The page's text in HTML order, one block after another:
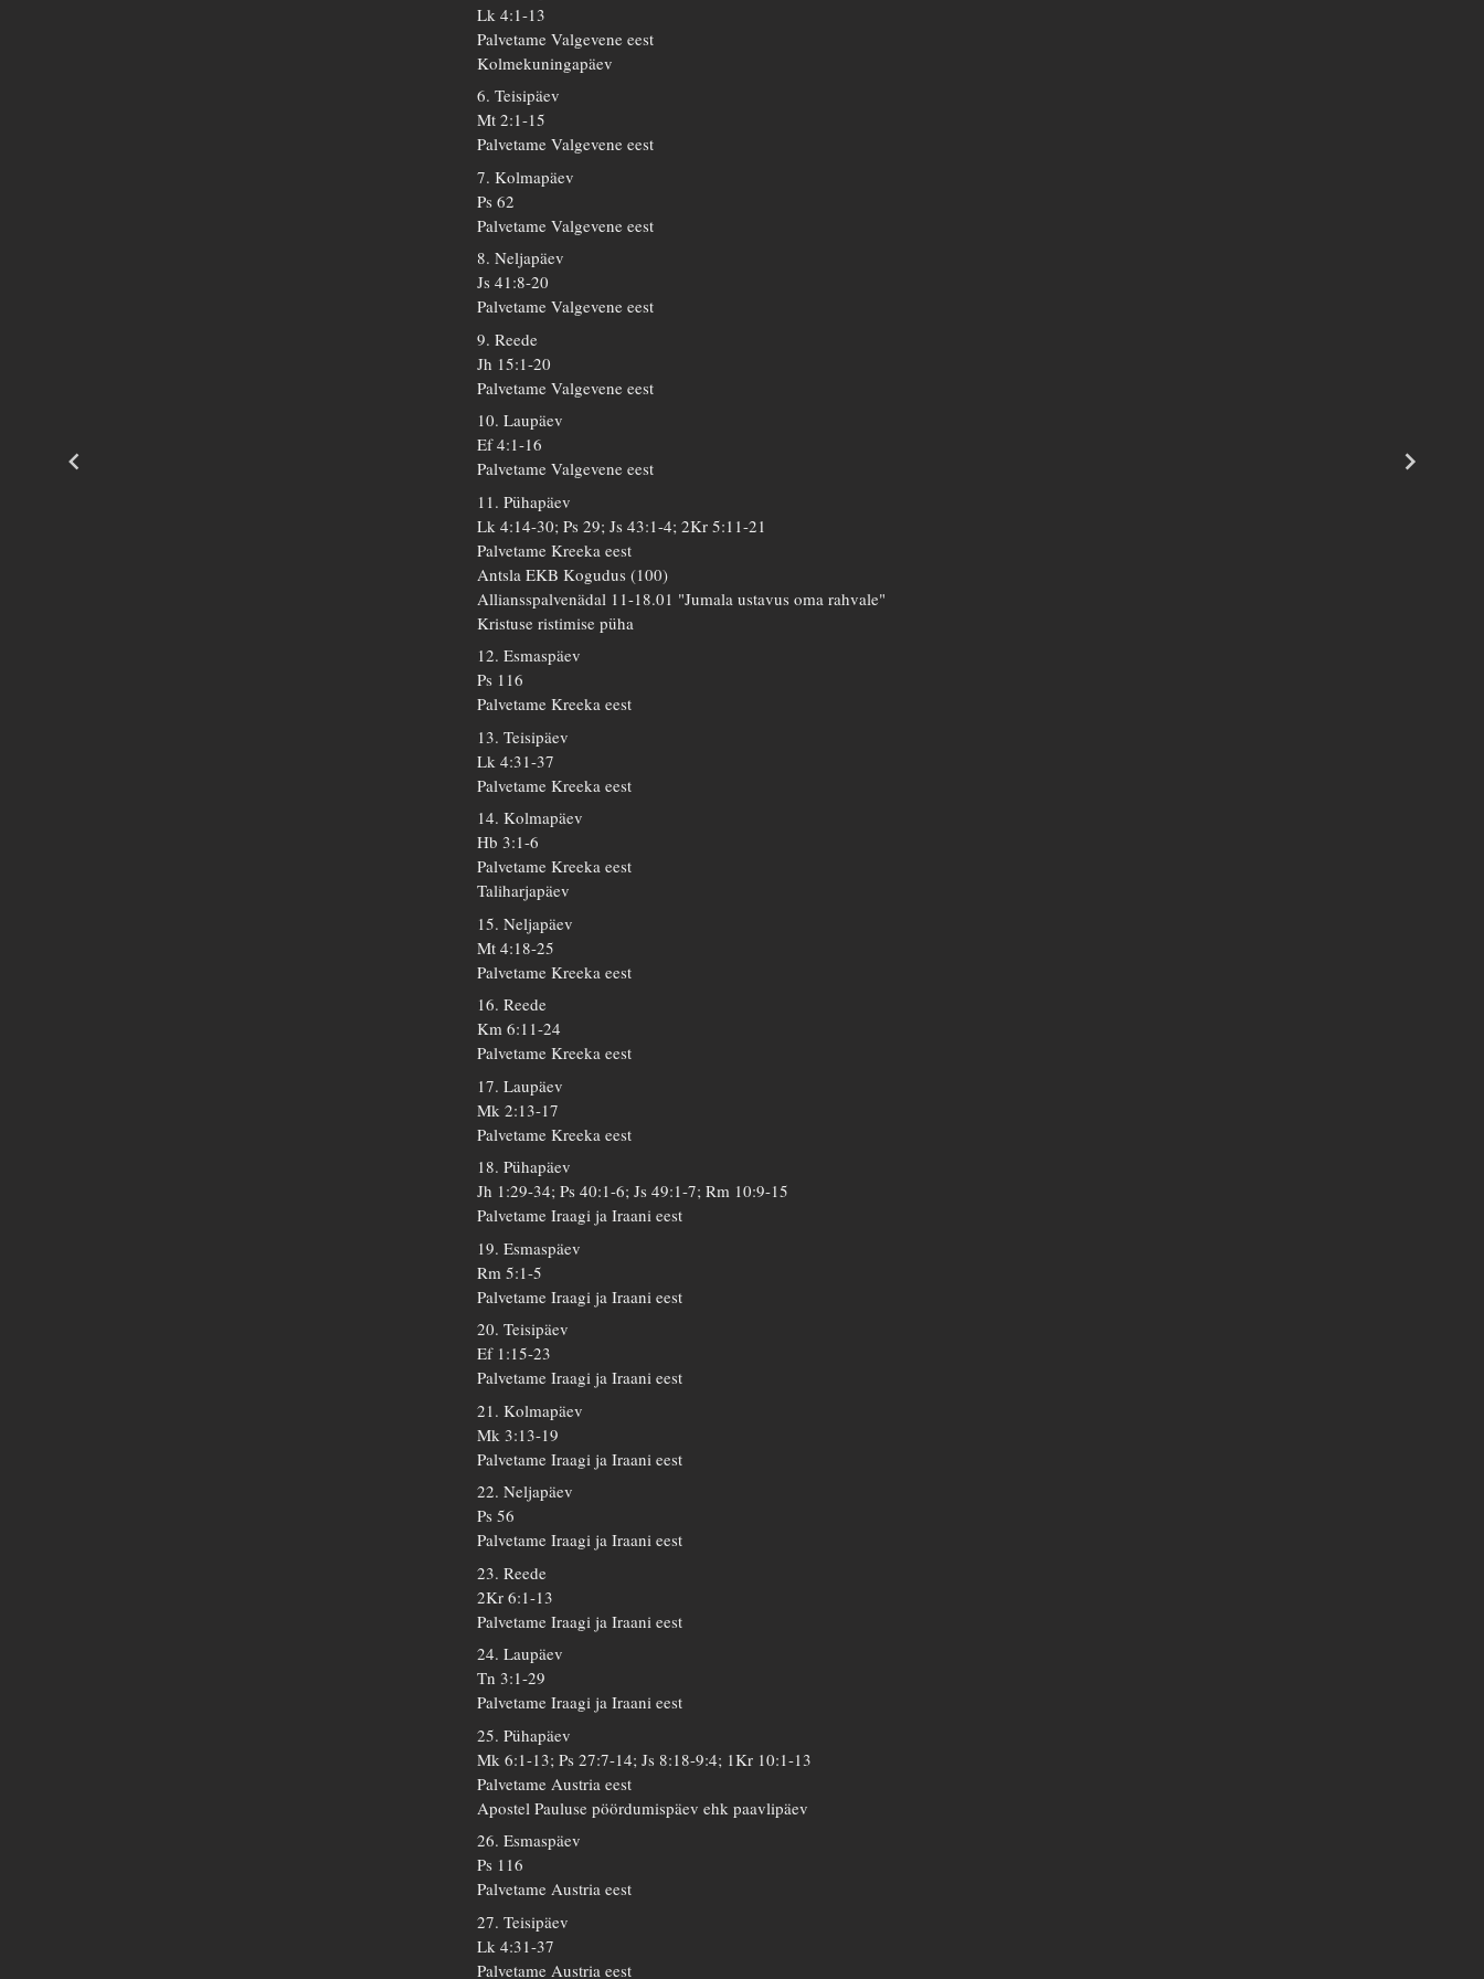
Lk 4:1-13
Palvetame Valgevene eest
Kolmekuningapäev
6. Teisipäev
Mt 2:1-15
Palvetame Valgevene eest
7. Kolmapäev
Ps 62
Palvetame Valgevene eest
8. Neljapäev
Js 41:8-20
Palvetame Valgevene eest
9. Reede
Jh 15:1-20
Palvetame Valgevene eest
10. Laupäev
Ef 4:1-16
Palvetame Valgevene eest
11. Pühapäev
Lk 4:14-30; Ps 29; Js 43:1-4; 2Kr 5:11-21
Palvetame Kreeka eest
Antsla EKB Kogudus (100)
Alliansspalvenädal 11-18.01 "Jumala ustavus oma rahvale"
Kristuse ristimise püha
12. Esmaspäev
Ps 116
Palvetame Kreeka eest
13. Teisipäev
Lk 4:31-37
Palvetame Kreeka eest
14. Kolmapäev
Hb 3:1-6
Palvetame Kreeka eest
Taliharjapäev
15. Neljapäev
Mt 4:18-25
Palvetame Kreeka eest
16. Reede
Km 6:11-24
Palvetame Kreeka eest
17. Laupäev
Mk 2:13-17
Palvetame Kreeka eest
18. Pühapäev
Jh 1:29-34; Ps 40:1-6; Js 49:1-7; Rm 10:9-15
Palvetame Iraagi ja Iraani eest
19. Esmaspäev
Rm 5:1-5
Palvetame Iraagi ja Iraani eest
20. Teisipäev
Ef 1:15-23
Palvetame Iraagi ja Iraani eest
21. Kolmapäev
Mk 3:13-19
Palvetame Iraagi ja Iraani eest
22. Neljapäev
Ps 56
Palvetame Iraagi ja Iraani eest
23. Reede
2Kr 6:1-13
Palvetame Iraagi ja Iraani eest
24. Laupäev
Tn 3:1-29
Palvetame Iraagi ja Iraani eest
25. Pühapäev
Mk 6:1-13; Ps 27:7-14; Js 8:18-9:4; 1Kr 10:1-13
Palvetame Austria eest
Apostel Pauluse pöördumispäev ehk paavlipäev
26. Esmaspäev
Ps 116
Palvetame Austria eest
27. Teisipäev
Lk 4:31-37
Palvetame Austria eest